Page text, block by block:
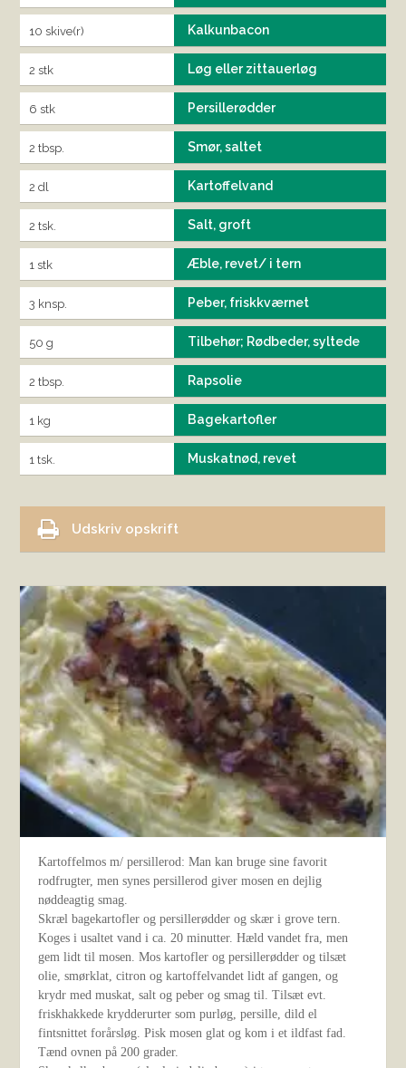
10 skive(r) Kalkunbacon
2 stk Løg eller zittauerløg
6 stk Persillerødder
2 tbsp. Smør, saltet
2 dl Kartoffelvand
2 tsk. Salt, groft
1 stk Æble, revet/ i tern
3 knsp. Peber, friskkværnet
50 g Tilbehør; Rødbeder, syltede
2 tbsp. Rapsolie
1 kg Bagekartofler
1 tsk. Muskatnød, revet
Udskriv opskrift
Kartoffelmos m/ persillerod: Man kan bruge sine favorit
rodfrugter, men synes persillerod giver mosen en dejlig
nøddeagtig smag.
Skræl bagekartofler og persillerødder og skær i grove tern.
Koges i usaltet vand i ca. 20 minutter. Hæld vandet fra, men
gem lidt til mosen. Mos kartofler og persillerødder og tilsæt
olie, smørklat, citron og kartoffelvandet lidt af gangen, og
krydr med muskat, salt og peber og smag til. Tilsæt evt.
friskhakkede krydderurter som purløg, persille, dild el
fintsnittet forårsløg. Pisk mosen glat og kom i et ildfast fad.
Tænd ovnen på 200 grader.